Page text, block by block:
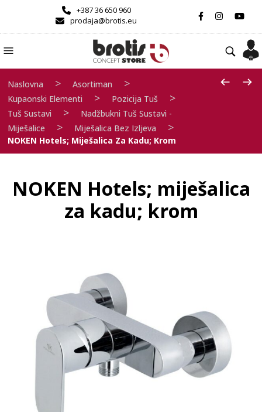
+387 36 650 960
prodaja@brotis.eu
Naslovna > Asortiman >
Kupaonski Elementi > Pozicija Tuš >
Tuš Sustavi >
Nadžbukni Tuš Sustavi -
Miješalice
> Miješalica Bez Izljeva >
NOKEN Hotels; Miješalica Za Kadu; Krom
NOKEN Hotels; miješalica
za kadu; krom